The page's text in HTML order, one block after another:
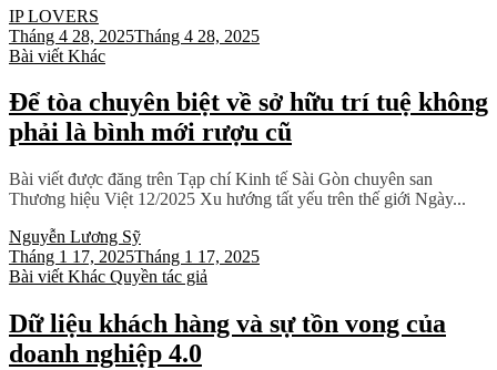
IP LOVERS
Tháng 4 28, 2025Tháng 4 28, 2025
Bài viết Khác
Để tòa chuyên biệt về sở hữu trí tuệ không
phải là bình mới rượu cũ
Bài viết được đăng trên Tạp chí Kinh tế Sài Gòn chuyên san
Thương hiệu Việt 12/2025 Xu hướng tất yếu trên thế giới Ngày...
Nguyễn Lương Sỹ
Tháng 1 17, 2025Tháng 1 17, 2025
Bài viết Khác Quyền tác giả
Dữ liệu khách hàng và sự tồn vong của
doanh nghiệp 4.0